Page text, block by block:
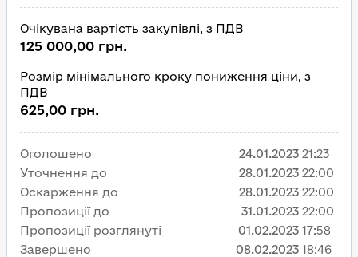
Очікувана вартість закупівлі, з ПДВ
125 000,00 грн.
Розмір мінімального кроку пониження ціни, з
ПДВ
625,00 грн.
Оголошено 24.01.2023 21:23
Уточнення до
28.01.2023 22:00
Оскарження до
28.01.2023 22:00
Пропозиції до
31.01.2023 22:00
Пропозиції розглянуті
01.02.2023 17:58
Завершено
08.02.2023 18:46